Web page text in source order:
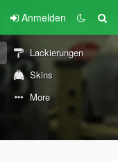
Anmelden
Lackierungen
Skins
More